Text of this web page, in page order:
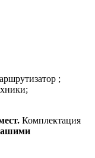
;
Комплектация